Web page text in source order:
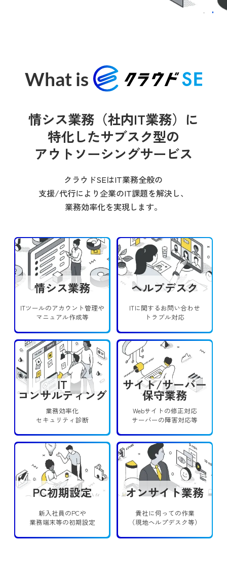
What is
情シス業務（社内IT業務）に
特化したサブスク型の
アウトソーシングサービス
クラウドSEはIT業務全般の
支援/代行により企業のIT課題を解決し、
業務効率化を実現します。
情シス業務
ITツールのアカウント管理や
マニュアル作成等
ヘルプデスク
ITに関するお問い合わせ
トラブル対応
IT
コンサルティング
業務効率化
セキュリティ診断
サイト/サーバー
保守業務
Webサイトの修正対応
サーバーの障害対応等
PC初期設定
新入社員のPCや
業務端末等の初期設定
オンサイト業務
貴社に伺っての作業
（現地ヘルプデスク等）